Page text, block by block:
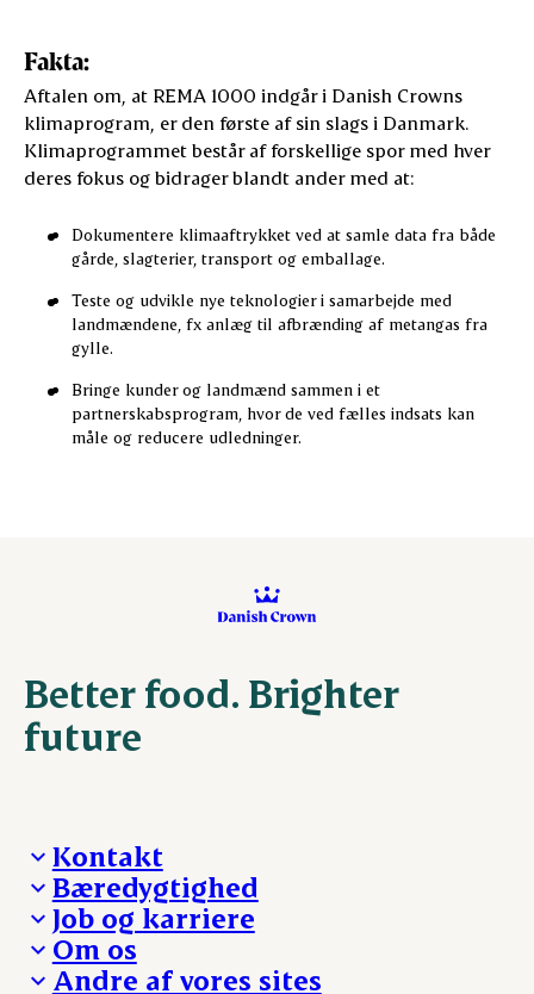
Fakta:
Aftalen om, at REMA 1000 indgår i Danish Crowns
klimaprogram, er den første af sin slags i Danmark.
Klimaprogrammet består af forskellige spor med hver
deres fokus og bidrager blandt ander med at:
Dokumentere klimaaftrykket ved at samle data fra både
gårde, slagterier, transport og emballage.
Teste og udvikle nye teknologier i samarbejde med
landmændene, fx anlæg til afbrænding af metangas fra
gylle.
Bringe kunder og landmænd sammen i et
partnerskabsprogram, hvor de ved fælles indsats kan
måle og reducere udledninger.
Better food. Brighter
future
Kontakt
Besøg Danish Crown
Presse og nyheder
Reklamationer
Whistleblower
Bæredygtighed
Fra jord til bord
Hverdagen
Ansvarlighed og nøgletal
Job og karriere
Arbejd med os
Ledige stillinger
Om os
Andre af vores sites